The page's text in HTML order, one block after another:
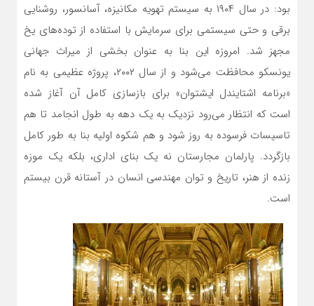
بود: در سال ۱۹۰۴ به سیستم تهویه مکانیزه، آسانسور، روشنایی
برقی و حتی سیستمی برای سرمایش با استفاده از توده‌های یخ
مجهز شد. امروزه این بنا به عنوان بخشی از میراث جهانی
یونسکو محافظت می‌شود و از سال ۲۰۰۲، پروژه عظیمی به نام
«برنامه اشتایندل ایشتوان» برای بازسازی کامل آن آغاز شده
است که انتظار می‌رود نزدیک به یک دهه به طول انجامد تا هم
تاسیسات فرسوده به روز شود و هم شکوه اولیه بنا به طور کامل
بازگردد. پارلمان مجارستان نه یک بنای اداری، بلکه یک موزه
زنده از هنر، تاریخ و توان مهندسی انسان در آستانه قرن بیستم
است.